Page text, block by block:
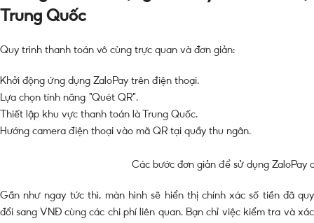
Trung Quốc
Quy trình thanh toán vô cùng trực quan và đơn giản:
Khởi động ứng dụng ZaloPay trên điện thoại.
Lựa chọn tính năng “Quét QR”.
Thiết lập khu vực thanh toán là Trung Quốc.
Hướng camera điện thoại vào mã QR tại quầy thu ngân.
Các bước đơn giản để sử dụng ZaloPay
Gần như ngay tức thì, màn hình sẽ hiển thị chính xác số tiền đã quy
đổi sang VNĐ cùng các chi phí liên quan. Bạn chỉ việc kiểm tra và xác